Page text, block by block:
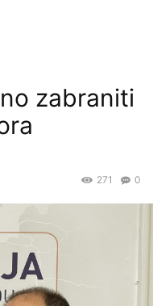
zabraniti
0
271